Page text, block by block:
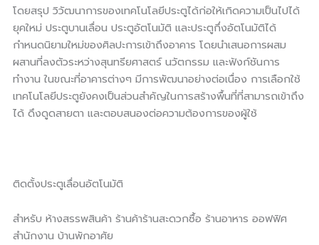
โดยสรุป วิวัฒนาการของเทคโนโลยีประตูได้ก่อให้เกิดความเป็นไปได้
ยุคใหม่ ประตูบานเลื่อน ประตูอัตโนมัติ และประตูกึ่งอัตโนมัติได้
กำหนดนิยามใหม่ของศิลปะการเข้าถึงอาคาร โดยนำเสนอการผสม
ผสานที่ลงตัวระหว่างสุนทรียศาสตร์ นวัตกรรม และฟังก์ชันการ
ทำงาน ในขณะที่อาคารต่างๆ มีการพัฒนาอย่างต่อเนื่อง การเลือกใช้
เทคโนโลยีประตูยังคงเป็นส่วนสำคัญในการสร้างพื้นที่ที่สามารถเข้าถึง
ได้ ดึงดูดสายตา และตอบสนองต่อความต้องการของผู้ใช้
ติดตั้งประตูเลื่อนอัตโนมัติ
สำหรับ ห้างสรรพสินค้า ร้านค้าร้านสะดวกซื้อ ร้านอาหาร ออฟฟิศ
สำนักงาน บ้านพักอาศัย